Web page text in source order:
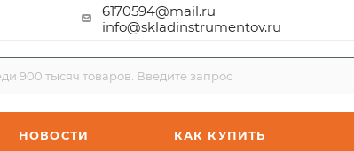
6170594@mail.ru
info@skladinstrumentov.ru
НОВОСТИ КАК КУПИТЬ